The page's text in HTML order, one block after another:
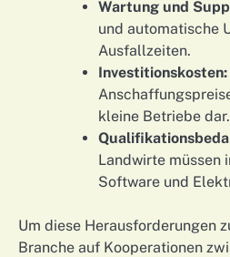
Wartung und
und automatische
Ausfallzeiten.
Investitionskosten:
kleine Betriebe dar.
Landwirte müssen
Software und
Um diese Herausforderungen
Branche auf Kooperationen